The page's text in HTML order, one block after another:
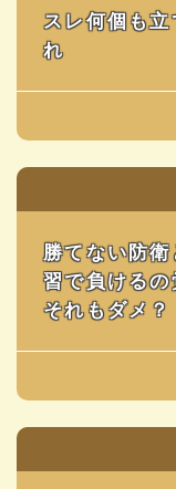
スレ何個も
れ
勝てない防
習で負けるの
それもダメ？